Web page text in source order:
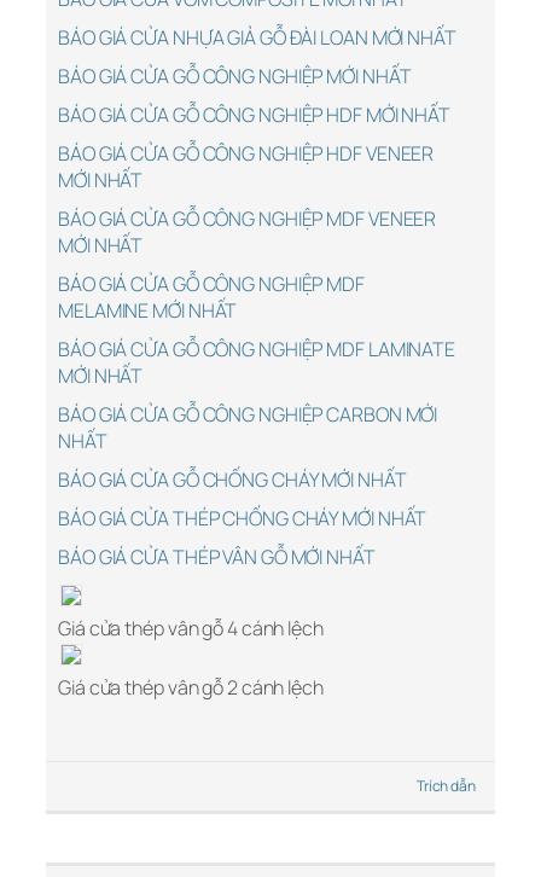
BÁO GIÁ CỬA NHỰA GIẢ GỖ ĐÀI LOAN MỚI NHẤT
BÁO GIÁ CỬA GỖ CÔNG NGHIỆP MỚI NHẤT
BÁO GIÁ CỬA GỖ CÔNG NGHIỆP HDF MỚI NHẤT
BÁO GIÁ CỬA GỖ CÔNG NGHIỆP HDF VENEER
MỚI NHẤT
BÁO GIÁ CỬA GỖ CÔNG NGHIỆP MDF VENEER
MỚI NHẤT
BÁO GIÁ CỬA GỖ CÔNG NGHIỆP MDF
MELAMINE MỚI NHẤT
BÁO GIÁ CỬA GỖ CÔNG NGHIỆP MDF LAMINATE
MỚI NHẤT
BÁO GIÁ CỬA GỖ CÔNG NGHIỆP CARBON MỚI
NHẤT
BÁO GIÁ CỬA GỖ CHỐNG CHÁY MỚI NHẤT
BÁO GIÁ CỬA THÉP CHỐNG CHÁY MỚI NHẤT
BÁO GIÁ CỬA THÉP VÂN GỖ MỚI NHẤT
Giá cửa thép vân gỗ 4 cánh lệch
Giá cửa thép vân gỗ 2 cánh lệch
Trích dẫn